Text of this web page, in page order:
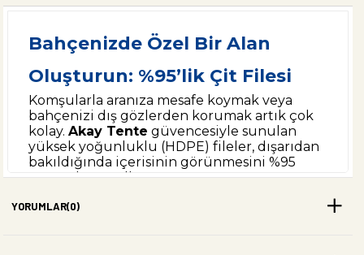
Bahçenizde Özel Bir Alan
Oluşturun: %95’lik Çit Filesi
Komşularla aranıza mesafe koymak veya
bahçenizi dış gözlerden korumak artık çok
kolay. Akay Tente güvencesiyle sunulan
yüksek yoğunluklu (HDPE) fileler, dışarıdan
bakıldığında içerisinin görünmesini %95
oranında engeller.
Neden Bizim Bahçe Filelerimizi
YORUMLAR(0)